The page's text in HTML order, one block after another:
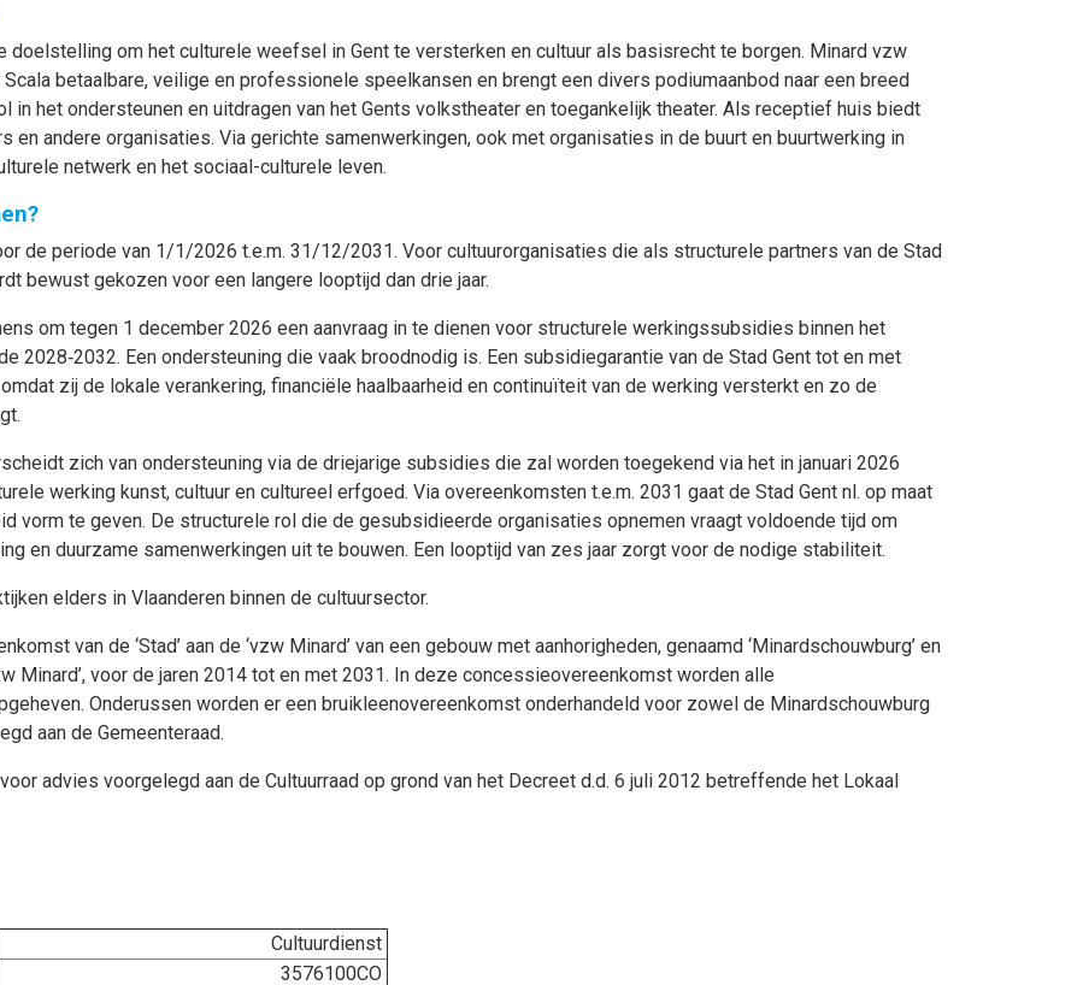
doelstelling om het culturele weefsel in Gent te versterken en cultuur als basisrecht te borgen. Minard vzw
betaalbare, veilige en professionele speelkansen en brengt een divers podiumaanbod naar een breed
het ondersteunen en uitdragen van het Gents volkstheater en toegankelijk theater. Als receptief huis biedt
en andere organisaties. Via gerichte samenwerkingen, ook met organisaties in de buurt en buurtwerking in
netwerk en het sociaal-culturele leven.
de periode van 1/1/2026 t.e.m. 31/12/2031. Voor cultuurorganisaties die als structurele partners van de Stad
bewust gekozen voor een langere looptijd dan drie jaar.
om tegen 1 december 2026 een aanvraag in te dienen voor structurele werkingssubsidies binnen het
2028‑2032. Een ondersteuning die vaak broodnodig is. Een subsidiegarantie van de Stad Gent tot en met
zij de lokale verankering, financiële haalbaarheid en continuïteit van de werking versterkt en zo de
zich van ondersteuning via de driejarige subsidies die zal worden toegekend via het in januari 2026
werking kunst, cultuur en cultureel erfgoed. Via overeenkomsten t.e.m. 2031 gaat de Stad Gent nl. op maat
vorm te geven. De structurele rol die de gesubsidieerde organisaties opnemen vraagt voldoende tijd om
en duurzame samenwerkingen uit te bouwen. Een looptijd van zes jaar zorgt voor de nodige stabiliteit.
elders in Vlaanderen binnen de cultuursector.
van de ‘Stad’ aan de ‘vzw Minard’ van een gebouw met aanhorigheden, genaamd ‘Minardschouwburg’ en
Minard’, voor de jaren 2014 tot en met 2031. In deze concessieovereenkomst worden alle
Onderussen worden er een bruikleenovereenkomst onderhandeld voor zowel de Minardschouwburg
aan de Gemeenteraad.
advies voorgelegd aan de Cultuurraad op grond van het Decreet d.d. 6 juli 2012 betreffende het Lokaal
Cultuurdienst
3576100CO